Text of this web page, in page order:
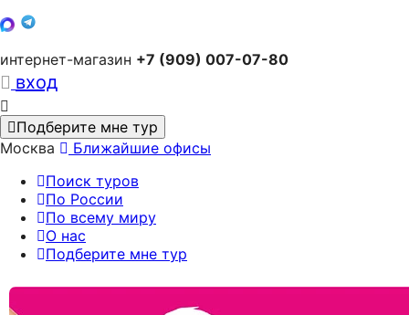
интернет-магазин +7 (909) 007-07-80
вход
Подберите мне тур
Москва
Ближайшие офисы
Поиск туров
По России
По всему миру
О нас
Подберите мне тур